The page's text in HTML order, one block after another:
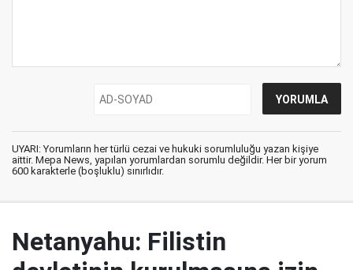
UYARI: Yorumların her türlü cezai ve hukuki sorumluluğu yazan kişiye
aittir. Mepa News, yapılan yorumlardan sorumlu değildir. Her bir yorum
600 karakterle (boşluklu) sınırlıdır.
Netanyahu: Filistin